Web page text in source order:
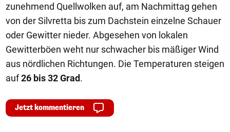
zunehmend Quellwolken auf, am Nachmittag gehen
von der Silvretta bis zum Dachstein einzelne Schauer
oder Gewitter nieder. Abgesehen von lokalen
Gewitterböen weht nur schwacher bis mäßiger Wind
aus nördlichen Richtungen. Die Temperaturen steigen
auf26 bis 32 Grad.
Jetzt kommentieren